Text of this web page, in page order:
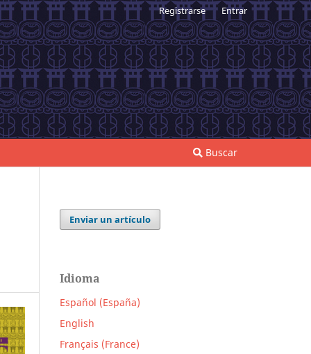
Buscar
Registrarse Entrar
Enviar un artículo
Idioma
Español (España)
English
Français (France)